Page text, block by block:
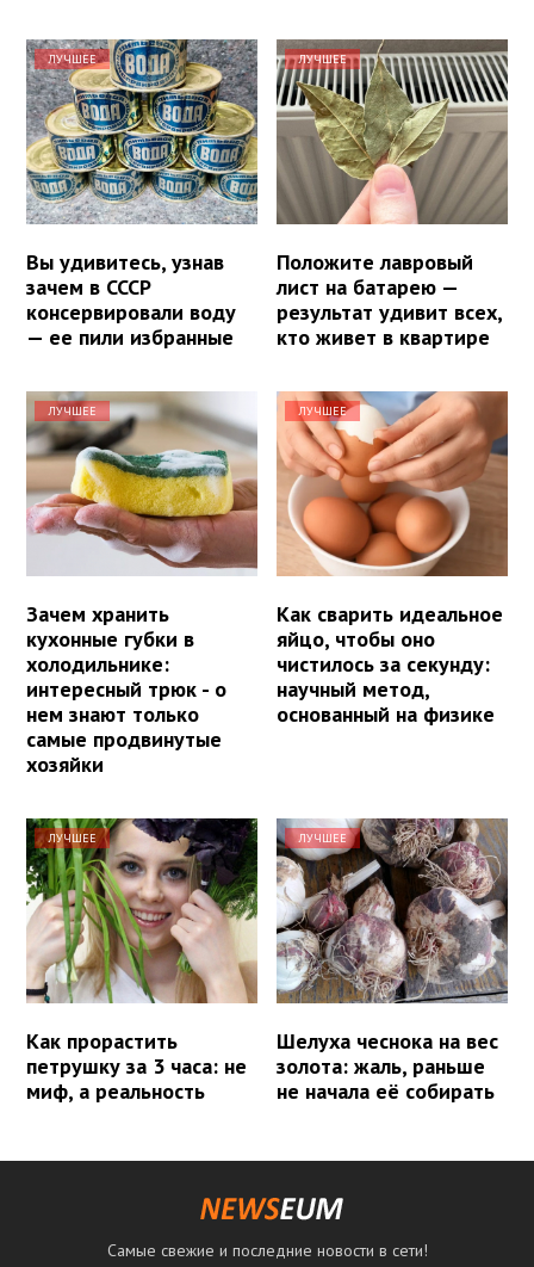
ЛУЧШЕЕ
Вы удивитесь, узнав
зачем в СССР
консервировали воду
— ее пили избранные
ЛУЧШЕЕ
Положите лавровый
лист на батарею —
результат удивит всех,
кто живет в квартире
ЛУЧШЕЕ
Зачем хранить
кухонные губки в
холодильнике:
интересный трюк - о
нем знают только
самые продвинутые
хозяйки
ЛУЧШЕЕ
Как сварить идеальное
яйцо, чтобы оно
чистилось за секунду:
научный метод,
основанный на физике
ЛУЧШЕЕ
Как прорастить
петрушку за 3 часа: не
миф, а реальность
ЛУЧШЕЕ
Шелуха чеснока на вес
золота: жаль, раньше
не начала её собирать
Самые свежие и последние новости в сети!